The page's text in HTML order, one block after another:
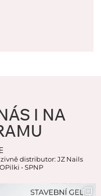
I NA
distributor: JZ Nails
• SPNP